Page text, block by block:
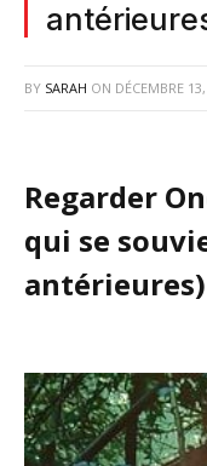
BY SARAH ON DÉCEMBRE
Regarder
qui se